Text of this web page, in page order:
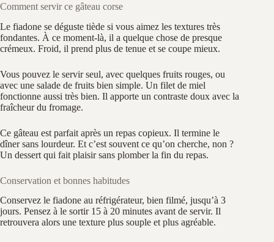
Comment servir ce gâteau corse
Le fiadone se déguste tiède si vous aimez les textures très
fondantes. À ce moment-là, il a quelque chose de presque
crémeux. Froid, il prend plus de tenue et se coupe mieux.
Vous pouvez le servir seul, avec quelques fruits rouges, ou
avec une salade de fruits bien simple. Un filet de miel
fonctionne aussi très bien. Il apporte un contraste doux avec la
fraîcheur du fromage.
Ce gâteau est parfait après un repas copieux. Il termine le
dîner sans lourdeur. Et c’est souvent ce qu’on cherche, non ?
Un dessert qui fait plaisir sans plomber la fin du repas.
Conservation et bonnes habitudes
Conservez le fiadone au réfrigérateur, bien filmé, jusqu’à 3
jours. Pensez à le sortir 15 à 20 minutes avant de servir. Il
retrouvera alors une texture plus souple et plus agréable.